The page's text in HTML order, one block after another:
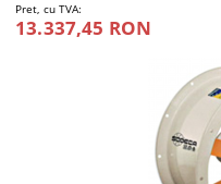
Pret, cu TVA:
13.337,45 RON